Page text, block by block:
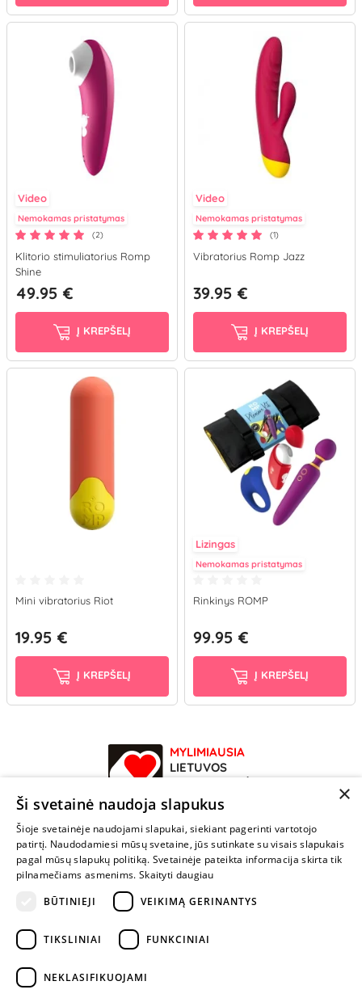
Video
Nemokamas pristatymas
(2)
Klitorio stimuliatorius Romp
Shine
49.95 €
Į KREPŠELĮ
Video
Nemokamas pristatymas
(1)
Vibratorius Romp Jazz
39.95 €
Į KREPŠELĮ
Mini vibratorius Riot
19.95 €
Į KREPŠELĮ
Lizingas
Nemokamas pristatymas
Rinkinys ROMP
99.95 €
Į KREPŠELĮ
MYLIMIAUSIA
LIETUVOS
ELEKTRONINĖ
PARDUOTUVĖ
NENUSTOK
ŽAISTI
+370 600 84088
info@fantazijos.lt
×
Ši svetainė naudoja slapukus
Šioje svetainėje naudojami slapukai, siekiant pagerinti vartotojo
patirtį. Naudodamiesi mūsų svetaine, jūs sutinkate su visais slapukais
pagal mūsų slapukų politiką. Svetainėje pateikta informacija skirta tik
pilnamečiams asmenims. Skaityti daugiau
BŪTINIEJI
VEIKIMĄ GERINANTYS
TIKSLINIAI FUNKCINIAI
NEKLASIFIKUOJAMI